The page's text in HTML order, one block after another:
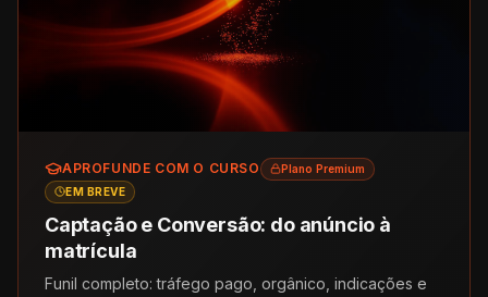
APROFUNDE COM O CURSO
Plano Premium
EM BREVE
Captação e Conversão: do anúncio à
matrícula
Funil completo: tráfego pago, orgânico, indicações e